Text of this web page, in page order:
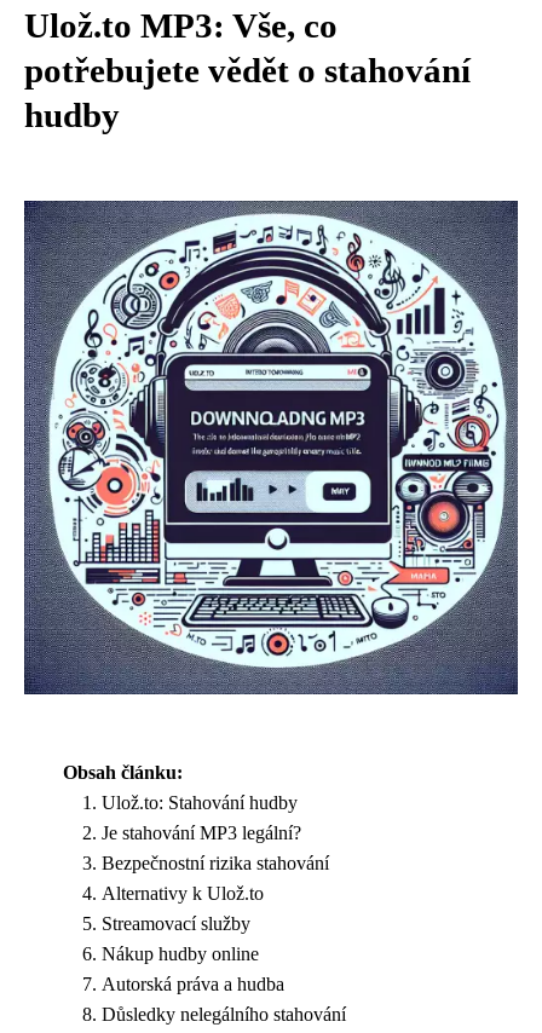
Ulož.to MP3: Vše, co
potřebujete vědět o stahování
hudby
Obsah článku:
Ulož.to: Stahování hudby
Je stahování MP3 legální?
Bezpečnostní rizika stahování
Alternativy k Ulož.to
Streamovací služby
Nákup hudby online
Autorská práva a hudba
Důsledky nelegálního stahování